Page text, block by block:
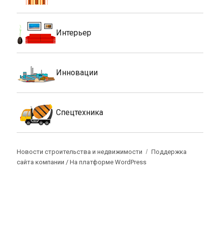
Интерьер
Инновации
Спецтехника
Новости строительства и недвижимости
Поддержка
сайта компании /На платформе WordPress